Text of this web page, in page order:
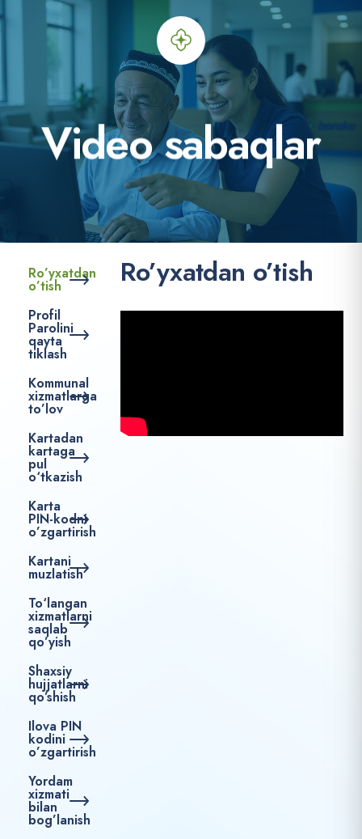
Videosabaqlar
Ro’yxatdan
o’tish
Profil
Parolini
qayta
tiklash
Kommunal
xizmatlarga
to’lov
Kartadan
kartaga
pul
o‘tkazish
Karta
PIN-kodni
o’zgartirish
Kartani
muzlatish
To‘langan
xizmatlarni
saqlab
qo’yish
Shaxsiy
hujjatlarni
qo’shish
Ilova PIN
kodini
o’zgartirish
Yordam
xizmati
bilan
bog’lanish
Ro’yxatdan o’tish